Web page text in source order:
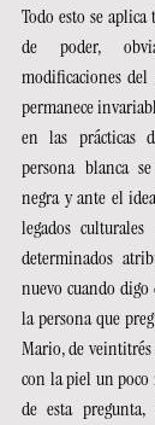
Todo esto se
de poder,
modificaciones del
permanece
en las prácticas
persona blanca
negra y ante el
legados
determinados
nuevo cuando
la persona que
Mario, de
con la piel un poco
de esta